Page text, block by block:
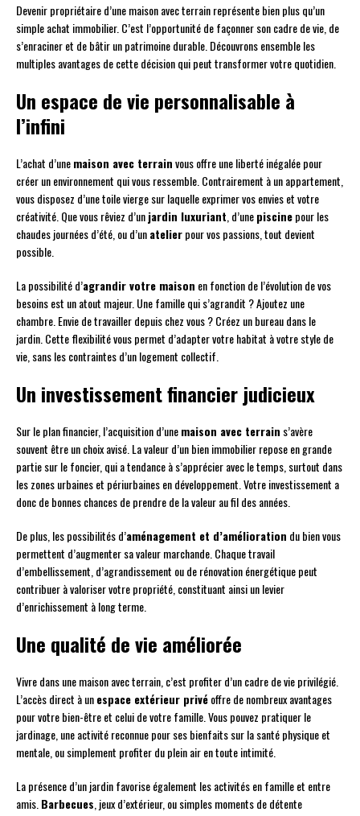
Devenir propriétaire d’une maison avec terrain représente bien plus qu’un
simple achat immobilier. C’est l’opportunité de façonner son cadre de vie, de
s’enraciner et de bâtir un patrimoine durable. Découvrons ensemble les
multiples avantages de cette décision qui peut transformer votre quotidien.
Un espace de vie personnalisable à
l’infini
L’achat d’unemaison avec terrainvous offre une liberté inégalée pour
créer un environnement qui vous ressemble. Contrairement à un appartement,
vous disposez d’une toile vierge sur laquelle exprimer vos envies et votre
créativité. Que vous rêviez d’unjardin luxuriant , d’unepiscinepour les
chaudes journées d’été, ou d’unatelierpour vos passions, tout devient
possible.
La possibilité d’agrandir votre maison en fonction de l’évolution de vos
besoins est un atout majeur. Une famille qui s’agrandit ? Ajoutez une
chambre. Envie de travailler depuis chez vous ? Créez un bureau dans le
jardin. Cette flexibilité vous permet d’adapter votre habitat à votre style de
vie, sans les contraintes d’un logement collectif.
Un investissement financier judicieux
Sur le plan financier, l’acquisition d’unemaison avec terrain s’avère
souvent être un choix avisé. La valeur d’un bien immobilier repose en grande
partie sur le foncier, qui a tendance à s’apprécier avec le temps, surtout dans
les zones urbaines et périurbaines en développement. Votre investissement a
donc de bonnes chances de prendre de la valeur au fil des années.
De plus, les possibilités d’aménagement et d’amélioration du bien vous
permettent d’augmenter sa valeur marchande. Chaque travail
d’embellissement, d’agrandissement ou de rénovation énergétique peut
contribuer à valoriser votre propriété, constituant ainsi un levier
d’enrichissement à long terme.
Une qualité de vie améliorée
Vivre dans une maison avec terrain, c’est profiter d’un cadre de vie privilégié.
L’accès direct à unespace extérieur privéoffre de nombreux avantages
pour votre bien-être et celui de votre famille. Vous pouvez pratiquer le
jardinage, une activité reconnue pour ses bienfaits sur la santé physique et
mentale, ou simplement profiter du plein air en toute intimité.
La présence d’un jardin favorise également les activités en famille et entre
amis. Barbecues , jeux d’extérieur, ou simples moments de détente